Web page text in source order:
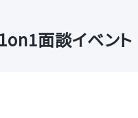
面談イベント